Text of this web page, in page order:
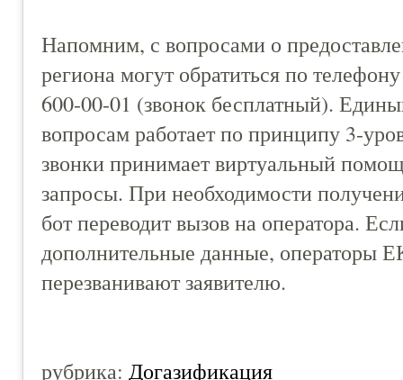
Напомним, с вопросами о
региона могут обратиться по
600-00-01 (звонок бесплатный).
вопросам работает по принципу 3-
звонки принимает виртуальный
запросы. При необходимости
бот переводит вызов на оператора.
дополнительные данные, операторы
перезванивают заявителю.
рубрика: Догазификация